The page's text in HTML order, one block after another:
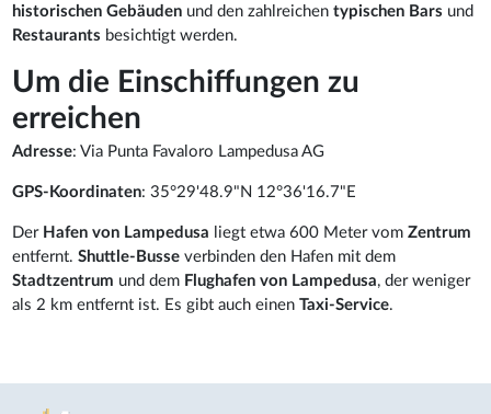
historischen Gebäuden und den zahlreichentypischen Bars und
Restaurants besichtigt werden.
Um die Einschiffungen zu
erreichen
Adresse: Via Punta Favaloro Lampedusa AG
GPS-Koordinaten: 35°29'48.9"N 12°36'16.7"E
Der Hafen von Lampedusa liegt etwa 600 Meter vomZentrum
entfernt.Shuttle-Busse verbinden den Hafen mit dem
Stadtzentrum und dem Flughafen von Lampedusa, der weniger
als 2 km entfernt ist. Es gibt auch einenTaxi-Service.